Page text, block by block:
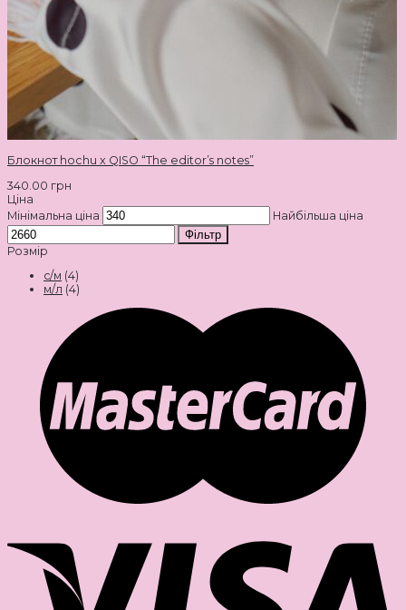
Блокнот hochu x QISO “The editor’s notes”
340.00 грн
Ціна
Мінімальна ціна
Найбільша ціна
Фільтр
Розмір
с/м (4)
м/л (4)